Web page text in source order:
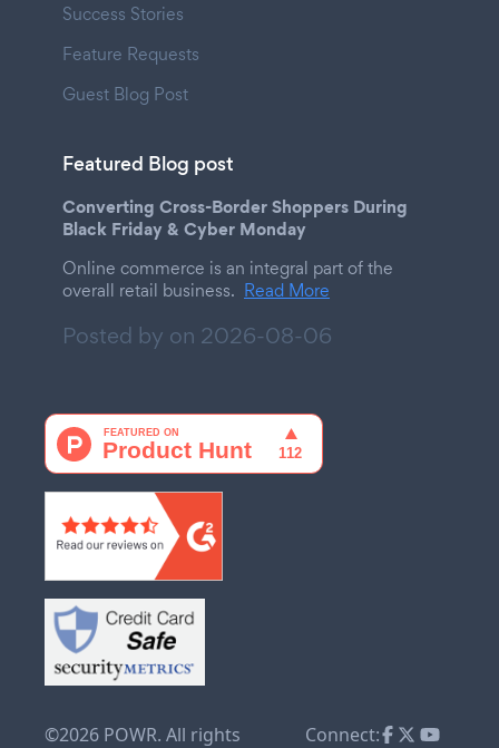
Success Stories
Feature Requests
Guest Blog Post
Featured Blog post
Converting Cross-Border Shoppers During
Black Friday & Cyber Monday
Online commerce is an integral part of the
overall retail business. Read More
Posted by on 2026-08-06
©2026 POWR. All rights Connect: